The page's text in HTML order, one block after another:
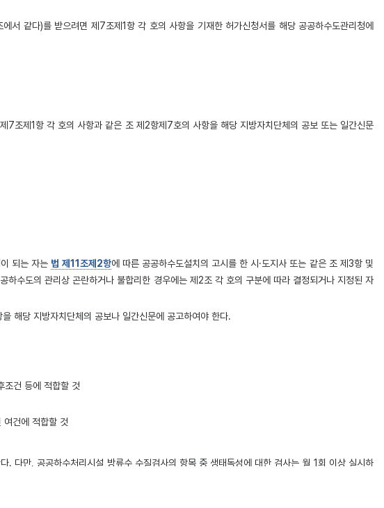
서 같다)를 받으려면 제7조제1항 각 호의 사항을 기재한 허가신청서를 해당 공공하수도관리청에
조제1항 각 호의 사항과 같은 조 제2항제7호의 사항을 해당 지방자치단체의 공보 또는 일간신문
되는 자는 법 제11조제2항에 따른 공공하수도설치의 고시를 한 시·도지사 또는 같은 조 제3항 및
수도의 관리상 곤란하거나 불합리한 경우에는 제2조 각 호의 구분에 따라 결정되거나 지정된 자
해당 지방자치단체의 공보나 일간신문에 공고하여야 한다.
조건 등에 적합할 것
건에 적합할 것
. 다만, 공공하수처리시설 방류수 수질검사의 항목 중 생태독성에 대한 검사는 월 1회 이상 실시하